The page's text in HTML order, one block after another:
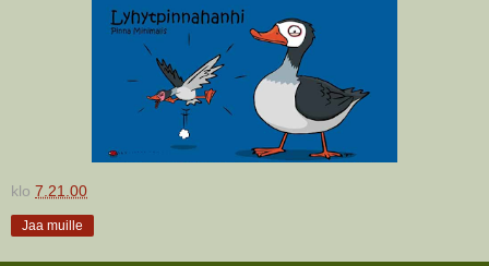
klo 7.21.00
Jaa muille